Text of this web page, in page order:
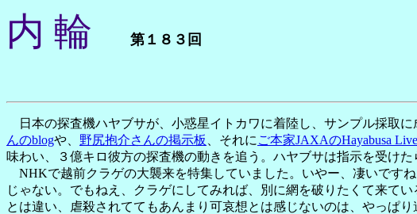
内 輪 第１８３回
日本の探査機ハヤブサが、小惑星イトカワに着陸し、サンプル採取
んのblogや、 野尻抱介さんの掲示板 、それに ご本家JAXAのHayabusa Live
味わい、３億キロ彼方の探査機の動きを追う。ハヤブサは指示を受け
NHKで越前クラゲの大襲来を特集していました。いやー、凄いです
じゃない。でもねえ、クラゲにしてみれば、別に網を破りたくて来て
とは違い、虐殺されててもあんまり可哀想とは感じないのは、やっぱり